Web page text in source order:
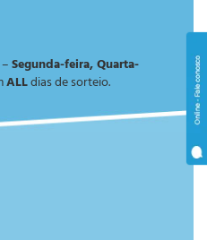
Segunda-feira, Quarta-
ALLdias de sorteio.